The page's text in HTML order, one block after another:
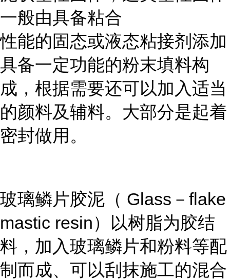
一般由具备粘合
性能的固态或液态粘接剂添加
具备一定功能的粉末填料构
成，根据需要还可以加入适当
的颜料及辅料。大部分是起着
密封做用。
玻璃鳞片胶泥（ Glass－flake
mastic resin）以树脂为胶结
料，加入玻璃鳞片和粉料等配
制而成、可以刮抹施工的混合